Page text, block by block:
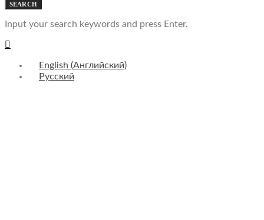
SEARCH
Input your search keywords and press Enter.
English (Английский)
Русский